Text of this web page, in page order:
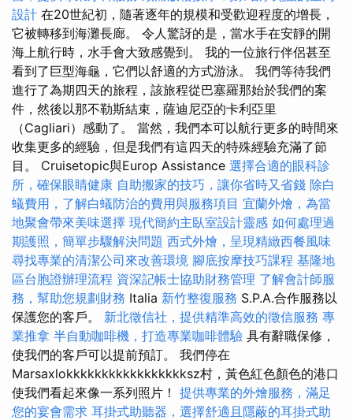
設計 在20世紀初，隨著逐年的規模和受歡迎程度的增長，
它被轉移到海灘長廊。 令人驚訝的是，當水手在安靜的開
海上航行時，水手會大致感覺到。 我的一位旅行伴侶甚至
看到了巨型海龜，它們以舒適的方式游泳。 我們等待我們
進行了為期四天的旅程，該旅程從巴塞羅那始於我們的案
件，然後以那不勒斯結束，薩迪尼亞的卡利亞里
（Cagliari）感動了。 當然，我們本可以航行更多的時間來
收集更多的經驗，但是我們有這四天的特殊經驗充滿了節
目。 Cruisetopic與Europ Assistance 選擇合適的眼科診
所，確保眼睛健康 自助搬家的技巧，讓你省時又省錢 除白
蟻費用，了解白蟻防治的費用與服務項目 宜蘭外燴，為當
地聚會帶來美味選擇 現代簡約主臥室設計靈感 如何處理過
期護照，簡單步驟解決問題 西式外燴，呈現精緻西餐風味
尋找專業的清潔公司來改善環境 腳底按摩技巧課程 基隆地
區台胞證辦理流程 資深記帳士協助財務管理 了解會計師服
務，幫助您規劃財務 Italia 新竹整復服務 S.P.A.合作服務以
保護您的客戶。 新北徵信社，提供精準高效的徵信服務 專
業推拿 半自動咖啡機，打造專業咖啡體驗 具有辭職保修，
使我們的客戶可以提前預訂。 我們停在
Marsaxlokkkkkkkkkkkkkkkkksz村，黃色紅色顏色的港口
使我們看起來像一系列照片！ 提供專業的外燴服務，滿足
您的宴會需求 耳掛式助聽器，選擇舒適且隱蔽的耳掛式助